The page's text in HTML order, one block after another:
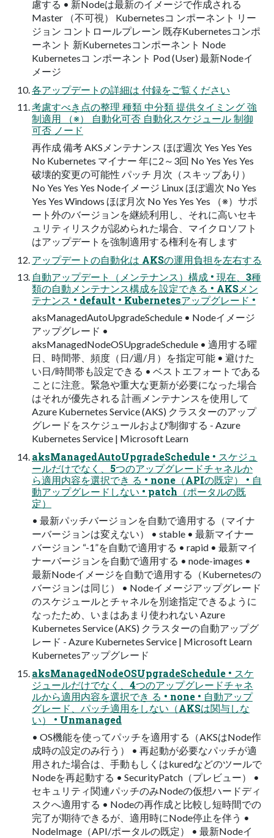
慮する • 新Nodeは最新のイメージで作成される
Master （不可視） Kubernetesコ ンポーネント リー
ジョン コントロールプレーン 既存Kubernetesコンポ
ーネント 新Kubernetesコンポーネント Node
Kubernetesコ ンポーネント Pod (User) 最新Nodeイ
メージ
各アップデートの詳細は 付録をご覧ください
考慮すべき点の整理 種類 中分類 提供タイミング 強
制適用 （※） 自動化可否 自動化スケジュール 制御
可否 ノード
再作成 備考 AKSメンテナンス ほぼ週次 Yes Yes Yes
No Kubernetes マイナー 年に2～3回 No Yes Yes Yes
破壊的変更の可能性 パッチ 月次（スキップあり）
No Yes Yes Yes Nodeイメージ Linux ほぼ週次 No Yes
Yes Yes Windows ほぼ月次 No Yes Yes Yes （※）サポ
ート外のバージョンを継続利用し、それに高いセキ
ュリティリスクが認められた場合、マイクロソフト
はアップデートを強制適用する権利を有します
アップデートの自動化は AKSの運用負担を左右する
自動アップデート（メンテナンス）構成 • 現在、3種
類の自動メンテナンス構成を設定できる • AKSメン
テナンス • default • Kubernetesアップグレード •
aksManagedAutoUpgradeSchedule • Nodeイメージ
アップグレード •
aksManagedNodeOSUpgradeSchedule • 適用する曜
日、時間帯、頻度（日/週/月）を指定可能 • 避けた
い日/時間帯も設定できる • ベストエフォートである
ことに注意。緊急や重大な更新が必要になった場合
はそれが優先される 計画メンテナンスを使用して
Azure Kubernetes Service (AKS) クラスターのアップ
グレードをスケジュールおよび制御する - Azure
Kubernetes Service | Microsoft Learn
aksManagedAutoUpgradeSchedule • スケジュ
ールだけでなく、5つのアップグレードチャネルか
ら適用内容を選択でき る • none（APIの既定） • 自
動アップグレードしない • patch（ポータルの既
定）
• 最新パッチバージョンを自動で適用する（マイナ
ーバージョンは変えない） • stable • 最新マイナー
バージョン “-1”を自動で適用する • rapid • 最新マイ
ナーバージョンを自動で適用する • node-images •
最新Nodeイメージを自動で適用する（Kubernetesの
バージョンは同じ） • Nodeイメージアップグレード
のスケジュールとチャネルを別途指定できるように
なったため、いまはあまり使われない Azure
Kubernetes Service (AKS) クラスターの自動アップグ
レード - Azure Kubernetes Service | Microsoft Learn
Kubernetesアップグレード
aksManagedNodeOSUpgradeSchedule • スケ
ジュールだけでなく、4つのアップグレードチャネ
ルから適用内容を選択でき る • none • 自動アップ
グレード、パッチ適用をしない（AKSは関与しな
い） • Unmanaged
• OS機能を使ってパッチを適用する（AKSはNode作
成時の設定のみ行う） • 再起動が必要なパッチが適
用された場合は、手動もしくはkuredなどのツールで
Nodeを再起動する • SecurityPatch（プレビュー） •
セキュリティ関連パッチのみNodeの仮想ハードディ
スクへ適用する • Nodeの再作成と比較し短時間での
完了が期待できるが、適用時にNode停止を伴う •
NodeImage（API/ポータルの既定） • 最新Nodeイ